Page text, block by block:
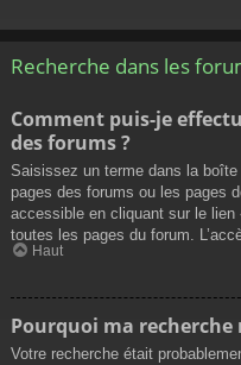
Recherche dans les
Comment puis-je
des forums ?
Saisissez un terme dans la
pages des forums ou les pages
accessible en cliquant sur le
toutes les pages du forum.
Haut
Pourquoi ma
Votre recherche était